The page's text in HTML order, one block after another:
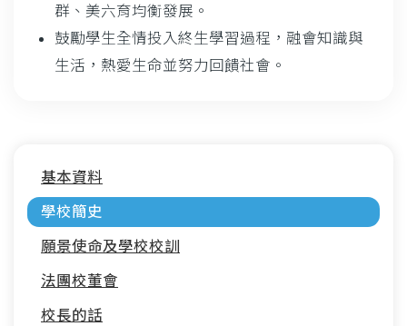
群、美六育均衡發展。
鼓勵學生全情投入終生學習過程，融會知識與
生活，熱愛生命並努力回饋社會。
navigation
基本資料
學校簡史
願景使命及學校校訓
法團校董會
校長的話